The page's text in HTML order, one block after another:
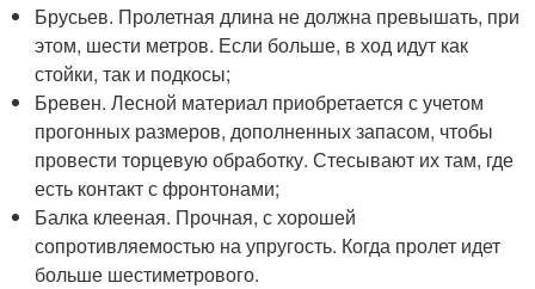
Брусьев. Пролетная длина не должна превышать, при
этом, шести метров. Если больше, в ход идут как
стойки, так и подкосы;
Бревен. Лесной материал приобретается с учетом
прогонных размеров, дополненных запасом, чтобы
провести торцевую обработку. Стесывают их там, где
есть контакт с фронтонами;
Балка клееная. Прочная, с хорошей
сопротивляемостью на упругость. Когда пролет идет
больше шестиметрового.